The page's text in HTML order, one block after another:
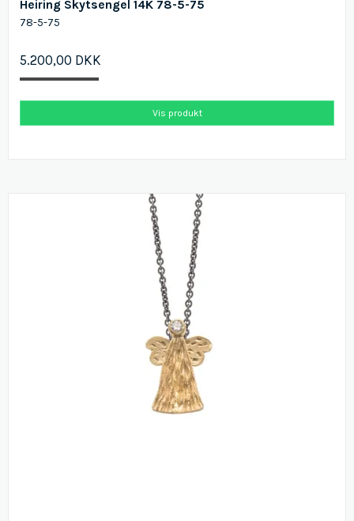
Heiring Skytsengel 14K 78-5-75
78-5-75
5.200,00 DKK
Vis produkt